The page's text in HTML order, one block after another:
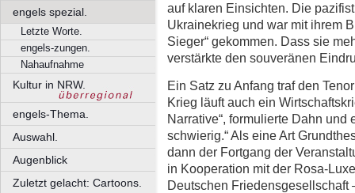
engels spezial.
Letzte Worte.
engels-zungen.
Nahaufnahme
Kultur in NRW.
engels-Thema.
Auswahl.
Augenblick
Zuletzt gelacht: Cartoons.
auf klaren Einsichten. Die
Ukrainekrieg und war mit ihrem
Sieger“ gekommen. Dass sie
verstärkte den souveränen
Ein Satz zu Anfang traf den
Krieg läuft auch ein
Narrative“, formulierte Dahn und
schwierig.“ Als eine Art
dann der Fortgang der
in Kooperation mit der Rosa-
Deutschen